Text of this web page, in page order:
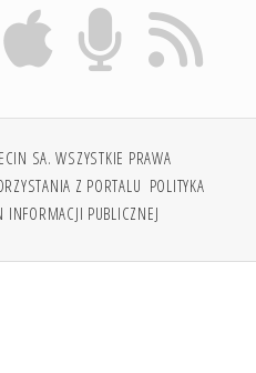
SA. WSZYSTKIE PRAWA
Z PORTALU POLITYKA
INFORMACJI PUBLICZNEJ